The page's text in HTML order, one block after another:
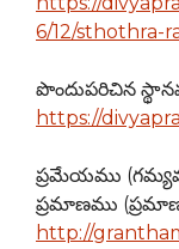
6/12/sthothra-
పొందుపరిచిన
https://
ప్రమేయము
ప్రమాణము (ప్రమాణ
http://